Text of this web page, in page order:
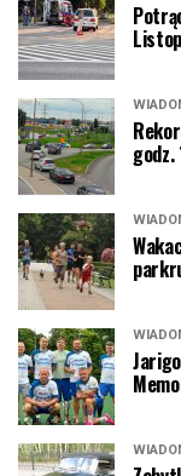
godz.